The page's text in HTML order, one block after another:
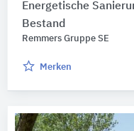
Energetische
Bestand
Remmers Gruppe SE
Merken